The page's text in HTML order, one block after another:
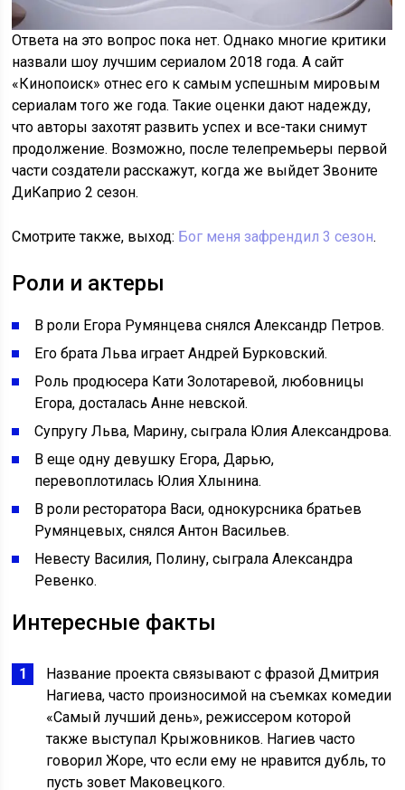
Ответа на это вопрос пока нет. Однако многие критики
назвали шоу лучшим сериалом 2018 года. А сайт
«Кинопоиск» отнес его к самым успешным мировым
сериалам того же года. Такие оценки дают надежду,
что авторы захотят развить успех и все-таки снимут
продолжение. Возможно, после телепремьеры первой
части создатели расскажут, когда же выйдет Звоните
ДиКаприо 2 сезон.
Смотрите также, выход: Бог меня зафрендил 3 сезон.
Роли и актеры
В роли Егора Румянцева снялся Александр Петров.
Его брата Льва играет Андрей Бурковский.
Роль продюсера Кати Золотаревой, любовницы
Егора, досталась Анне невской.
Супругу Льва, Марину, сыграла Юлия Александрова.
В еще одну девушку Егора, Дарью,
перевоплотилась Юлия Хлынина.
В роли ресторатора Васи, однокурсника братьев
Румянцевых, снялся Антон Васильев.
Невесту Василия, Полину, сыграла Александра
Ревенко.
Интересные факты
Название проекта связывают с фразой Дмитрия
Нагиева, часто произносимой на съемках комедии
«Самый лучший день», режиссером которой
также выступал Крыжовников. Нагиев часто
говорил Жоре, что если ему не нравится дубль, то
пусть зовет Маковецкого.